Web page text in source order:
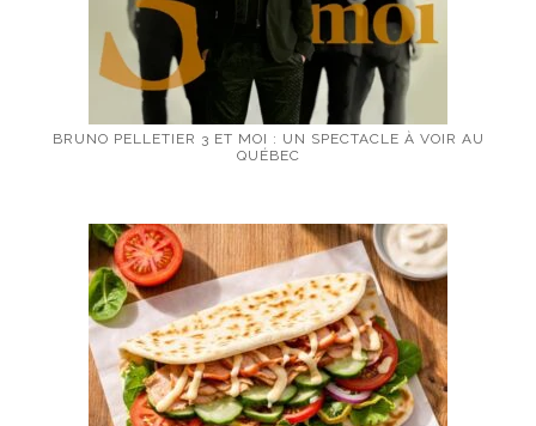
BRUNO PELLETIER 3 ET MOI : UN SPECTACLE À VOIR AU
QUÉBEC